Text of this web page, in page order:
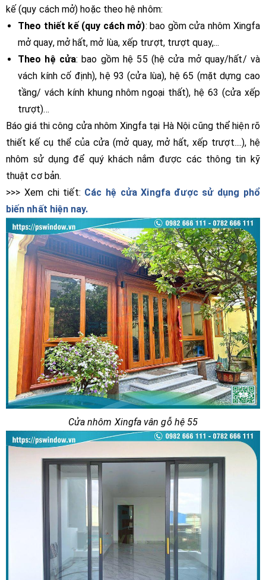
kế (quy cách mở) hoặc theo hệ nhôm:
Theo thiết kế (quy cách mở): bao gồm cửa nhôm Xingfa
mở quay, mở hất, mở lùa, xếp trượt, trượt quay,...
Theo hệ cửa: bao gồm hệ 55 (hệ cửa mở quay/hất/ và
vách kính cố định), hệ 93 (cửa lùa), hệ 65 (mặt dựng cao
tầng/ vách kính khung nhôm ngoại thất), hệ 63 (cửa xếp
trượt)...
Báo giá thi công cửa nhôm Xingfa tại Hà Nội cũng thể hiện rõ
thiết kế cụ thể của cửa (mở quay, mở hất, xếp trượt....), hệ
nhôm sử dụng để quý khách nắm được các thông tin kỹ
thuật cơ bản.
>>> Xem chi tiết: Các hệ cửa Xingfa được sử dụng phổ
biến nhất hiện nay.
Cửa nhôm Xingfa vân gỗ hệ 55